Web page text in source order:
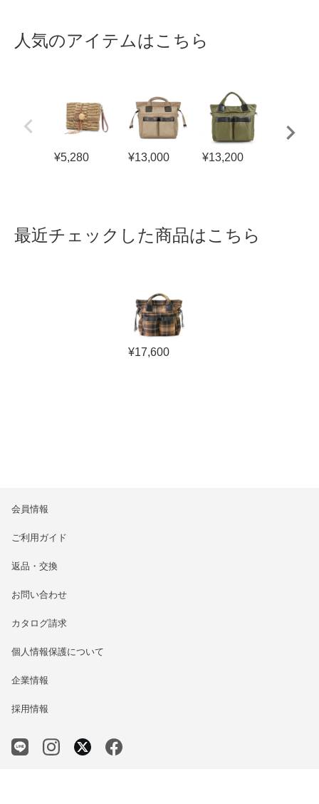
人気のアイテムはこちら
¥5,280 ¥13,000 ¥13,200
最近チェックした商品はこちら
¥17,600
会員情報
ご利用ガイド
返品・交換
お問い合わせ
カタログ請求
個人情報保護について
企業情報
採用情報